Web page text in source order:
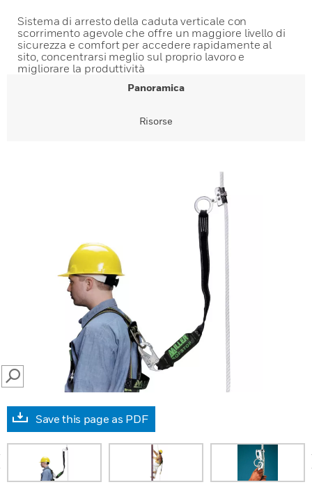
Sistema di arresto della caduta verticale con
scorrimento agevole che offre un maggiore livello di
sicurezza e comfort per accedere rapidamente al
sito, concentrarsi meglio sul proprio lavoro e
migliorare la produttività
Panoramica
Risorse
SEARCH
Save this page as PDF